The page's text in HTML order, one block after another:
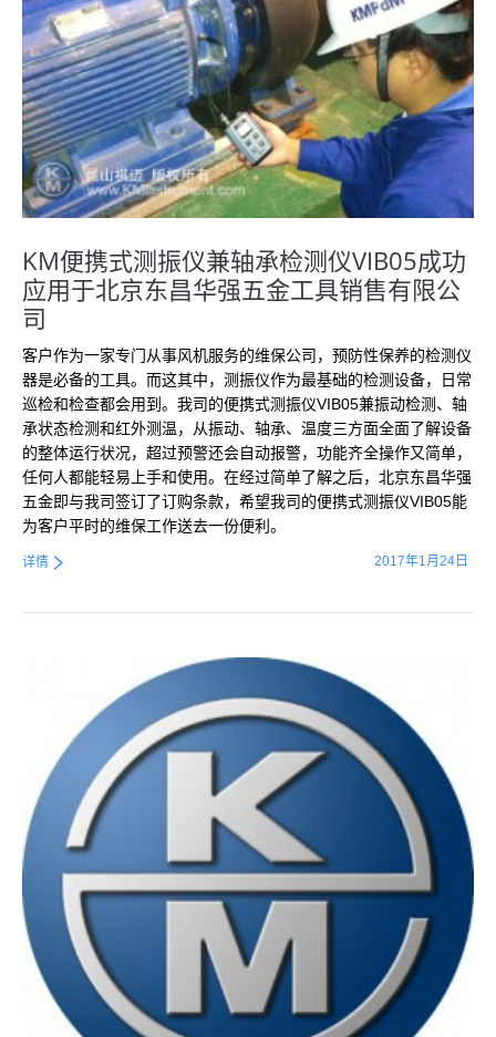
KM便携式测振仪兼轴承检测仪VIB05成功
应用于北京东昌华强五金工具销售有限公
司
客户作为一家专门从事风机服务的维保公司，预防性保养的检测仪
器是必备的工具。而这其中，测振仪作为最基础的检测设备，日常
巡检和检查都会用到。我司的便携式测振仪VIB05兼振动检测、轴
承状态检测和红外测温，从振动、轴承、温度三方面全面了解设备
的整体运行状况，超过预警还会自动报警，功能齐全操作又简单，
任何人都能轻易上手和使用。在经过简单了解之后，北京东昌华强
五金即与我司签订了订购条款，希望我司的便携式测振仪VIB05能
为客户平时的维保工作送去一份便利。
2017年1月24日
详情